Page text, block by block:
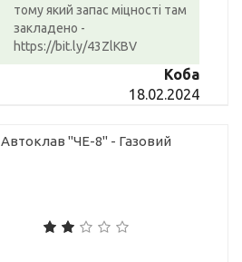
тому який запас міцності там
закладено -
https://bit.ly/43ZlKBV
Коба
18.02.2024
Автоклав "ЧЕ-8" - Газовий